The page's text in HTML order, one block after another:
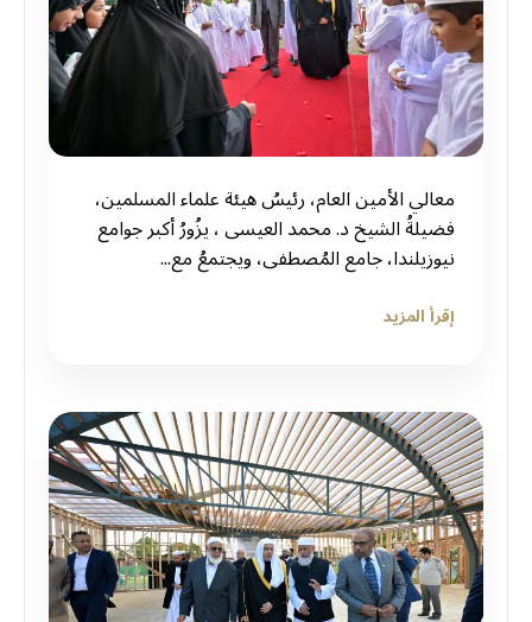
معالي الأمين العام، رئيسُ هيئة علماء المسلمين،
فضيلةُ الشيخ د. ⁧‫محمد العيسى‬⁩ ‬⁩، يزُورُ أكبر جوامع
نيوزيلندا، جامع المُصطفى، ويجتمعُ مع...
إقرأ المزيد